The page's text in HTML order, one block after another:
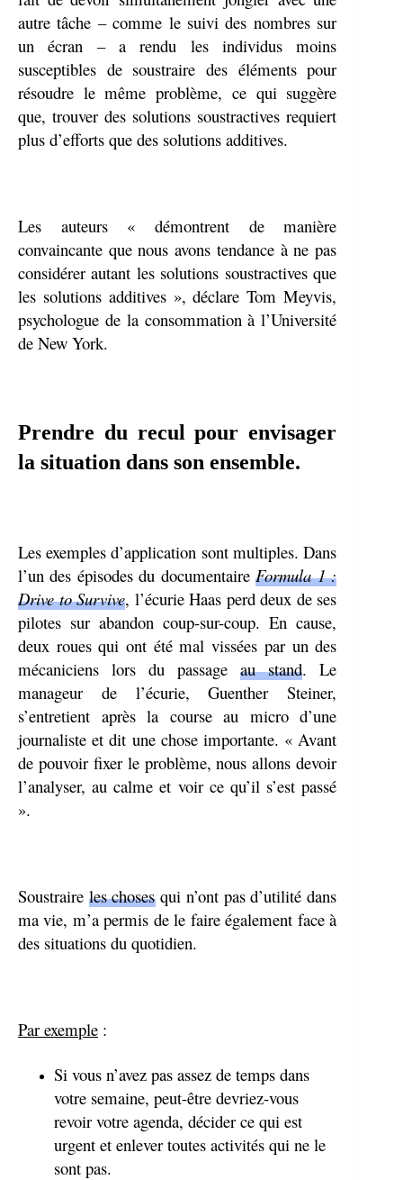
autre tâche – comme le suivi des nombres sur
un écran – a rendu les individus moins
susceptibles de soustraire des éléments pour
résoudre le même problème, ce qui suggère
que, trouver des solutions soustractives requiert
plus d’efforts que des solutions additives.
Les auteurs « démontrent de manière
convaincante que nous avons tendance à ne pas
considérer autant les solutions soustractives que
les solutions additives », déclare Tom Meyvis,
psychologue de la consommation à l’Université
de New York.
Prendre du recul pour envisager
la situation dans son ensemble.
Les exemples d’application sont multiples. Dans
l’un des épisodes du documentaireFormula 1 :
Drive to Survive, l’écurie Haas perd deux de ses
pilotes sur abandon coup-sur-coup. En cause,
deux roues qui ont été mal vissées par un des
mécaniciens lors du passageau stand. Le
manageur de l’écurie, Guenther Steiner,
s’entretient après la course au micro d’une
journaliste et dit une chose importante. « Avant
de pouvoir fixer le problème, nous allons devoir
l’analyser, au calme et voir ce qu’il s’est passé
».
Soustraire les chosesqui n’ont pas d’utilité dans
ma vie, m’a permis de le faire également face à
des situations du quotidien.
Par exemple :
Si vous n’avez pas assez de temps dans
votre semaine, peut-être devriez-vous
revoir votre agenda, décider ce qui est
urgent et enlever toutes activités qui ne le
sont pas.